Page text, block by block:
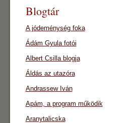
Blogtár
A jódeménység foka
Ádám Gyula fotói
Albert Csilla blogja
Áldás az utazóra
Andrassew Iván
Apám, a program működik
Aranytalicska